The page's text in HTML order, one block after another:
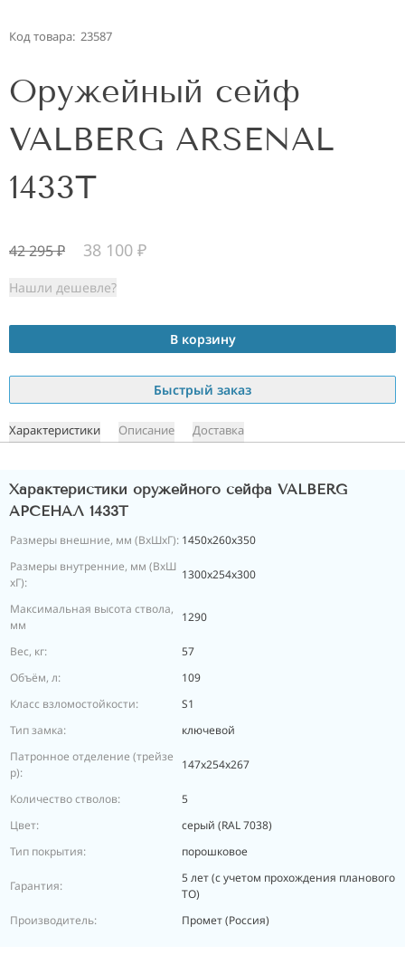
Код товара: 23587
Оружейный сейф
VALBERG ARSENAL
1433Т
42 295₽ 38 100 ₽
Нашли дешевле?
В корзину
Быстрый заказ
Характеристики Описание Доставка
Характеристики оружейного сейфа VALBERG
АРСЕНАЛ 1433Т
Размеры внешние, мм (ВхШхГ): 1450x260x350
Размеры внутренние, мм (ВхШ
хГ):
1300x254x300
Максимальная высота ствола,
мм
1290
Вес, кг:
57
Объём, л:
109
Класс взломостойкости:
S1
Тип замка:
ключевой
Патронное отделение (трейзе
р):
147х254х267
Количество стволов:
5
Цвет:
серый (RAL 7038)
Тип покрытия:
порошковое
Гарантия:
5 лет (с учетом прохождения планового
ТО)
Производитель:
Промет (Россия)